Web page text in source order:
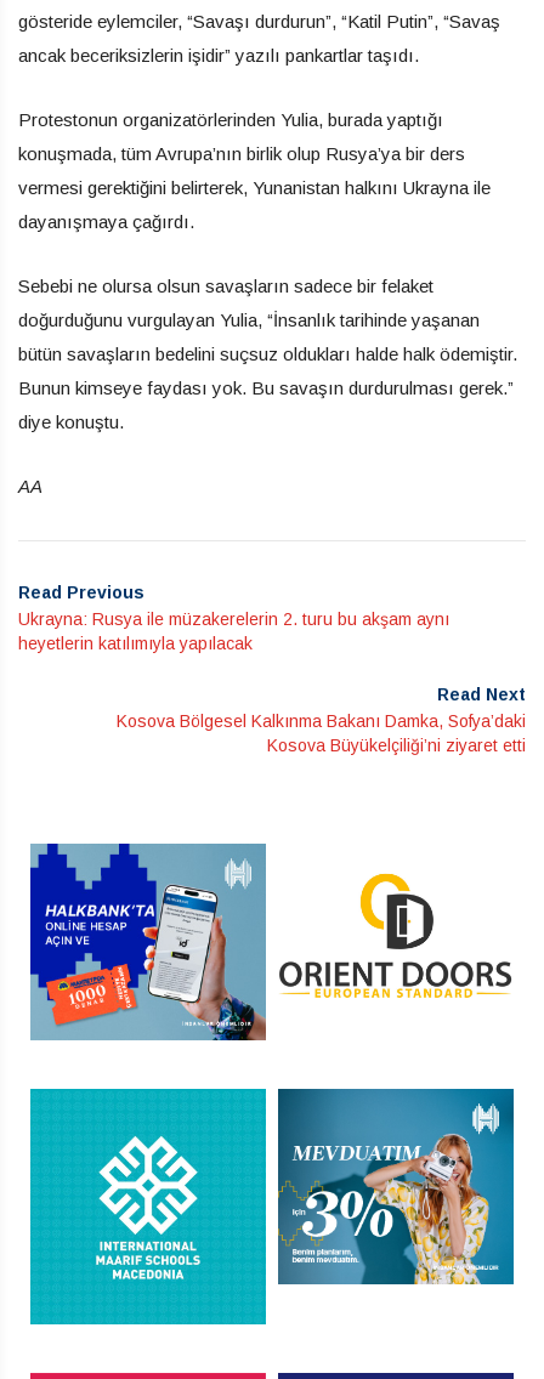
gösteride eylemciler, “Savaşı durdurun”, “Katil Putin”, “Savaş
ancak beceriksizlerin işidir” yazılı pankartlar taşıdı.
Protestonun organizatörlerinden Yulia, burada yaptığı
konuşmada, tüm Avrupa’nın birlik olup Rusya’ya bir ders
vermesi gerektiğini belirterek, Yunanistan halkını Ukrayna ile
dayanışmaya çağırdı.
Sebebi ne olursa olsun savaşların sadece bir felaket
doğurduğunu vurgulayan Yulia, “İnsanlık tarihinde yaşanan
bütün savaşların bedelini suçsuz oldukları halde halk ödemiştir.
Bunun kimseye faydası yok. Bu savaşın durdurulması gerek.”
diye konuştu.
AA
Read Previous
Ukrayna: Rusya ile müzakerelerin 2. turu bu akşam aynı
heyetlerin katılımıyla yapılacak
Read Next
Kosova Bölgesel Kalkınma Bakanı Damka, Sofya’daki
Kosova Büyükelçiliği’ni ziyaret etti